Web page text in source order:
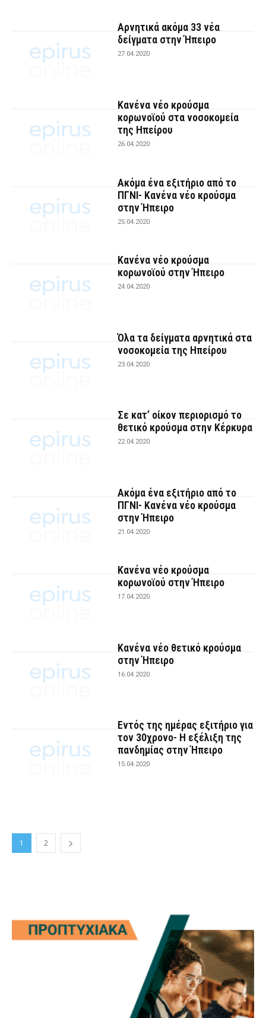
Αρνητικά ακόμα 33 νέα
δείγματα στην Ήπειρο
27.04.2020
Κανένα νέο κρούσμα
κορωνοϊού στα νοσοκομεία
της Ηπείρου
26.04.2020
Ακόμα ένα εξιτήριο από το
ΠΓΝΙ- Κανένα νέο κρούσμα
στην Ήπειρο
25.04.2020
Κανένα νέο κρούσμα
κορωνοϊού στην Ήπειρο
24.04.2020
Όλα τα δείγματα αρνητικά στα
νοσοκομεία της Ηπείρου
23.04.2020
Σε κατ’ οίκον περιορισμό το
θετικό κρούσμα στην Κέρκυρα
22.04.2020
Ακόμα ένα εξιτήριο από το
ΠΓΝΙ- Κανένα νέο κρούσμα
στην Ήπειρο
21.04.2020
Κανένα νέο κρούσμα
κορωνοϊού στην Ήπειρο
17.04.2020
Κανένα νέο θετικό κρούσμα
στην Ήπειρο
16.04.2020
Εντός της ημέρας εξιτήριο για
τον 30χρονο- Η εξέλιξη της
πανδημίας στην Ήπειρο
15.04.2020
1 2